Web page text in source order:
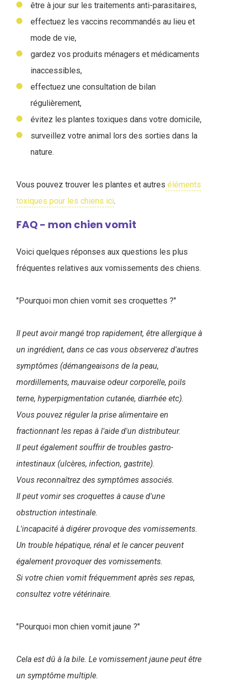
être à jour sur les traitements anti-parasitaires,
effectuez les vaccins recommandés au lieu et
mode de vie,
gardez vos produits ménagers et médicaments
inaccessibles,
effectuez une consultation de bilan
régulièrement,
évitez les plantes toxiques dans votre domicile,
surveillez votre animal lors des sorties dans la
nature.
Vous pouvez trouver les plantes et autres éléments
toxiques pour les chiens ici.
FAQ - mon chien vomit
Voici quelques réponses aux questions les plus
fréquentes relatives aux vomissements des chiens.
"Pourquoi mon chien vomit ses croquettes ?"
Il peut avoir mangé trop rapidement, être allergique à
un ingrédient, dans ce cas vous observerez d'autres
symptômes (démangeaisons de la peau,
mordillements, mauvaise odeur corporelle, poils
terne, hyperpigmentation cutanée, diarrhée etc).
Vous pouvez réguler la prise alimentaire en
fractionnant les repas à l'aide d'un distributeur.
Il peut également souffrir de troubles gastro-
intestinaux (ulcères, infection, gastrite).
Vous reconnaîtrez des symptômes associés.
Il peut vomir ses croquettes à cause d'une
obstruction intestinale.
L'incapacité à digérer provoque des vomissements.
Un trouble hépatique, rénal et le cancer peuvent
également provoquer des vomissements.
Si votre chien vomit fréquemment après ses repas,
consultez votre vétérinaire.
"Pourquoi mon chien vomit jaune ?"
Cela est dû à la bile. Le vomissement jaune peut être
un symptôme multiple.